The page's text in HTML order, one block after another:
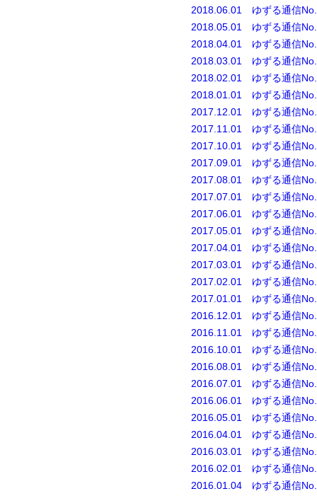
2018.06.01 ゆずる通信
2018.05.01 ゆずる通信
2018.04.01 ゆずる通信
2018.03.01 ゆずる通信
2018.02.01 ゆずる通信
2018.01.01 ゆずる通信
2017.12.01 ゆずる通信
2017.11.01 ゆずる通信
2017.10.01 ゆずる通信
2017.09.01 ゆずる通信
2017.08.01 ゆずる通信
2017.07.01 ゆずる通信
2017.06.01 ゆずる通信
2017.05.01 ゆずる通信
2017.04.01 ゆずる通信
2017.03.01 ゆずる通信
2017.02.01 ゆずる通信
2017.01.01 ゆずる通信
2016.12.01 ゆずる通信
2016.11.01 ゆずる通信
2016.10.01 ゆずる通信
2016.08.01 ゆずる通信
2016.07.01 ゆずる通信
2016.06.01 ゆずる通信
2016.05.01 ゆずる通信
2016.04.01 ゆずる通信
2016.03.01 ゆずる通信
2016.02.01 ゆずる通信
2016.01.04 ゆずる通信